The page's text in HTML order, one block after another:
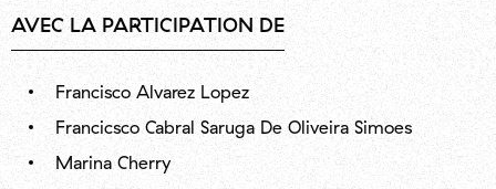
AVEC LA PARTICIPATION DE
Francisco Alvarez Lopez
Francicsco Cabral Saruga De Oliveira Simoes
Marina Cherry